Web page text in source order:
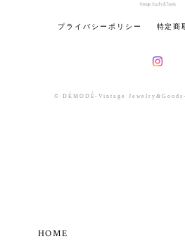
プライバシーポリシー 特定商
© DÉMODÉ-Vintage
HOME